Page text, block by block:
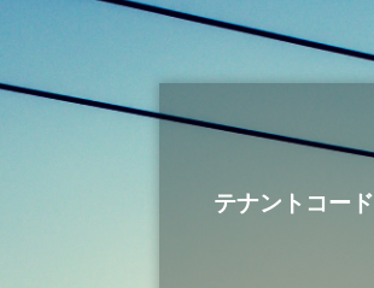
テナントコード